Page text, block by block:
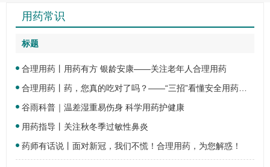
用药常识
标题
合理用药丨用药有方 银龄安康——关注老年人合理用药
谷雨科普｜温差湿重易伤身 科学用药护健康
用药指导丨关注秋冬季过敏性鼻炎
药师有话说丨面对新冠，我们不慌！合理用药，为您解惑！